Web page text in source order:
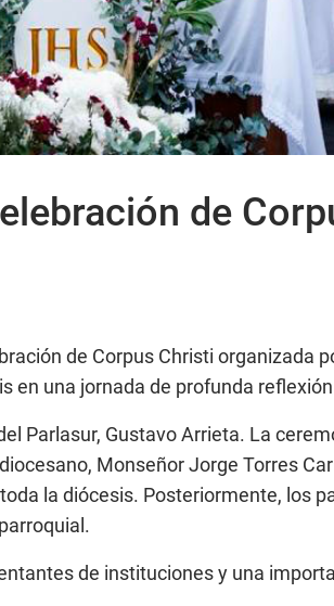
de
de Corpus Christi organizada
en una jornada de profunda
Parlasur, Gustavo Arrieta. La
Monseñor Jorge Torres
la diócesis. Posteriormente, los
de instituciones y una